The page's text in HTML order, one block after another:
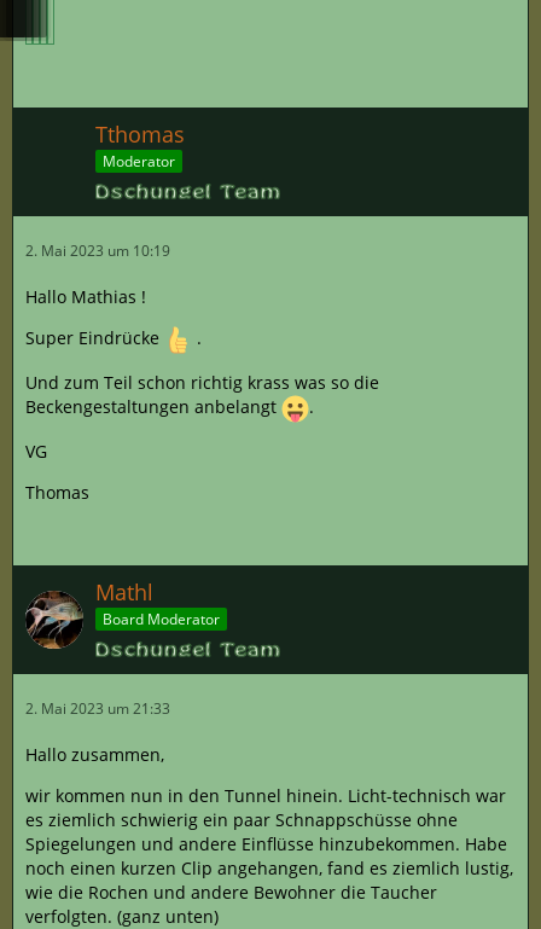
Tthomas
Moderator
2. Mai 2023 um 10:19
Hallo Mathias !
Super Eindrücke
.
Und zum Teil schon richtig krass was so die
Beckengestaltungen anbelangt
.
VG
Thomas
Mathl
Board Moderator
2. Mai 2023 um 21:33
Hallo zusammen,
wir kommen nun in den Tunnel hinein. Licht-technisch war
es ziemlich schwierig ein paar Schnappschüsse ohne
Spiegelungen und andere Einflüsse hinzubekommen. Habe
noch einen kurzen Clip angehangen, fand es ziemlich lustig,
wie die Rochen und andere Bewohner die Taucher
verfolgten. (ganz unten)